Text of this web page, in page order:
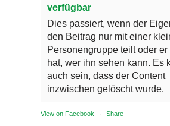
verfügbar
Dies passiert, wenn der
den Beitrag nur mit einer
Personengruppe teilt oder
hat, wer ihn sehen kann. Es
auch sein, dass der Content
inzwischen gelöscht wurde.
View on Facebook · Share